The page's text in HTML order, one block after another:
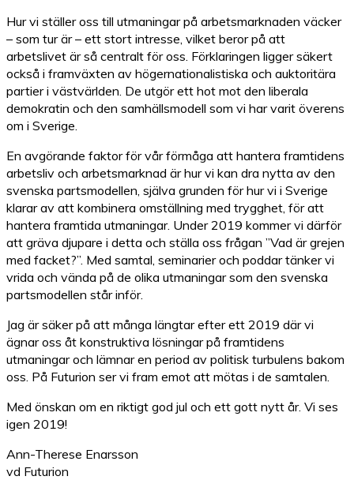
Hur vi ställer oss till utmaningar på arbetsmarknaden väcker
– som tur är – ett stort intresse, vilket beror på att
arbetslivet är så centralt för oss. Förklaringen ligger säkert
också i framväxten av högernationalistiska och auktoritära
partier i västvärlden. De utgör ett hot mot den liberala
demokratin och den samhällsmodell som vi har varit överens
om i Sverige.
En avgörande faktor för vår förmåga att hantera framtidens
arbetsliv och arbetsmarknad är hur vi kan dra nytta av den
svenska partsmodellen, själva grunden för hur vi i Sverige
klarar av att kombinera omställning med trygghet, för att
hantera framtida utmaningar. Under 2019 kommer vi därför
att gräva djupare i detta och ställa oss frågan ”Vad är grejen
med facket?”. Med samtal, seminarier och poddar tänker vi
vrida och vända på de olika utmaningar som den svenska
partsmodellen står inför.
Jag är säker på att många längtar efter ett 2019 där vi
ägnar oss åt konstruktiva lösningar på framtidens
utmaningar och lämnar en period av politisk turbulens bakom
oss. På Futurion ser vi fram emot att mötas i de samtalen.
Med önskan om en riktigt god jul och ett gott nytt år. Vi ses
igen 2019!
Ann-Therese Enarsson
vd Futurion